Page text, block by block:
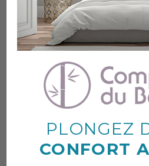
La Plage
Le Petit Bambou
Peignoir
Serviettes de toilette
PLONGEZ
CONFORT